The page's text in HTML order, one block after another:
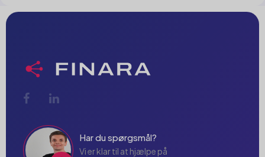
Har du spørgsmål?
Vi er klar til at hjælpe på